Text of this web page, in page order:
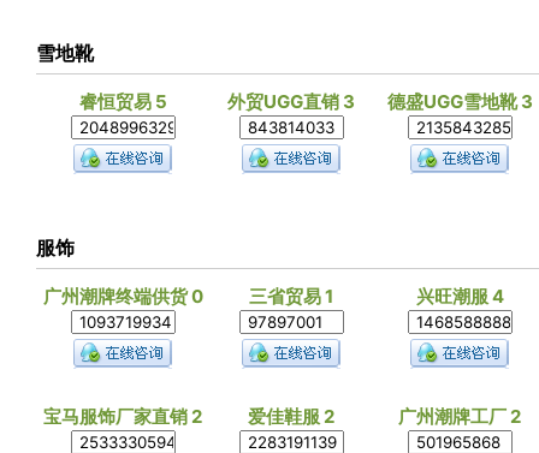
雪地靴
睿恒贸易 5 外贸UGG直销 3 德盛UGG雪地靴 3
服饰
广州潮牌终端供货 0 三省贸易 1 兴旺潮服 4
宝马服饰厂家直销 2 爱佳鞋服 2 广州潮牌工厂 2